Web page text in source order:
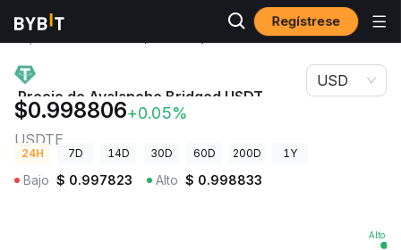
Regístrese
Precios de
Precio de Avalanche Bridged USDT
Precio de Avalanche Bridged USDT
(Avalanche)
USDTE
$0.998806+0.05%
USD
24H 7D 14D 30D 60D 200D 1Y
Bajo $ 0.997823 Alto $ 0.998833